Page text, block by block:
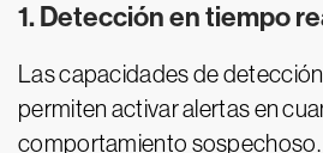
1. Detección en tiempo
Las capacidades de
permiten activar alertas en
comportamiento